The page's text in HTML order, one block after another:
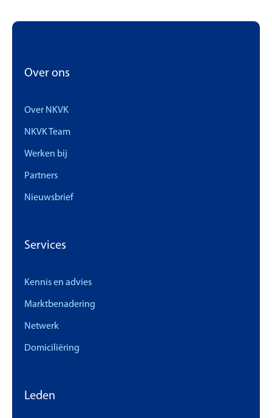
Over ons
Over NKVK
NKVK Team
Werken bij
Partners
Nieuwsbrief
Services
Kennis en advies
Marktbenadering
Netwerk
Domiciliëring
Leden